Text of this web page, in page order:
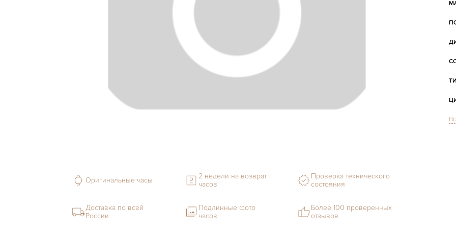
Оригинальные часы
2 недели на возврат
часов
Проверка технического
состояния
Доставка по всей
России
Подлинные фото
часов
Более 100 проверенных
отзывов